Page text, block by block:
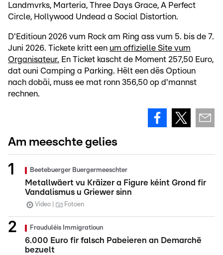
Landmvrks, Marteria, Three Days Grace, A Perfect
Circle, Hollywood Undead a Social Distortion.
D'Editioun 2026 vum Rock am Ring ass vum 5. bis de 7.
Juni 2026. Tickete kritt een um offizielle Site vum
Organisateur. En Ticket kascht de Moment 257,50 Euro,
dat ouni Camping a Parking. Hëlt een dës Optioun
nach dobäi, muss ee mat ronn 356,50 op d'mannst
rechnen.
Am meeschte gelies
Beetebuerger Buergermeeschter
Metallwäert vu Kräizer a Figure kéint Grond fir
Vandalismus u Griewer sinn
Video Fotoen
Frauduléis Immigratioun
6.000 Euro fir falsch Pabeieren an Demarchë
bezuelt